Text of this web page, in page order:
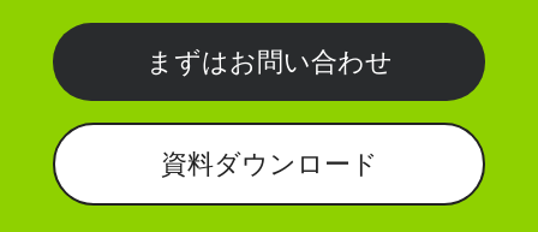
まずはお問い合わせ
資料ダウンロード